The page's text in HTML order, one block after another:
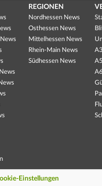
REGIONEN
Nordhessen News
Osthessen News
Mittelhessen News
Rhein-Main News
Südhessen News
Einstellungen